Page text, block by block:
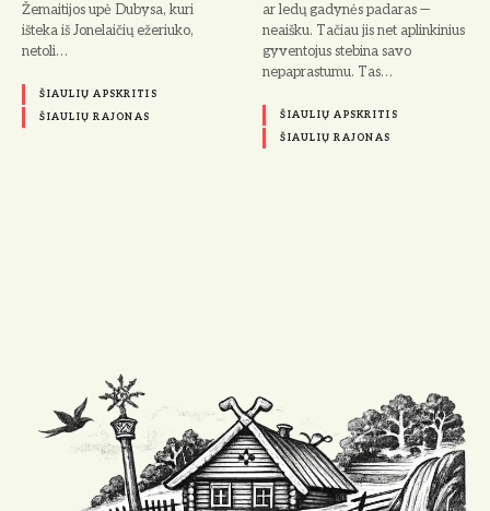
Žemaitijos upė Duby­sa, kuri
išteka iš Jonelaičių ežeriuko,
netoli…
ŠIAULIŲ APSKRITIS
ŠIAULIŲ RAJONAS
ar ledų gadynės padaras —
neaišku. Tačiau jis net aplinkinius
gy­ventojus stebina savo
nepaprastumu. Tas…
ŠIAULIŲ APSKRITIS
ŠIAULIŲ RAJONAS